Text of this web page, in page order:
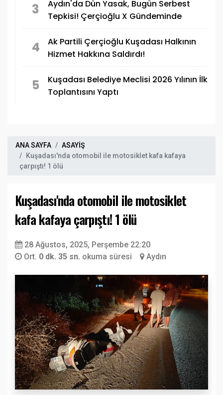
3
Aydın'da Dün Yasak, Bugün Serbest
Tepkisi! Çerçioğlu X Gündeminde
4
Ak Partili Çerçioğlu Kuşadası Halkının
Hizmet Hakkına Saldırdı!
5
Kuşadası Belediye Meclisi 2026 Yılının İlk
Toplantısını Yaptı
ANA SAYFA
ASAYİŞ
Kuşadası'nda otomobil ile motosiklet kafa kafaya
çarpıştı! 1 ölü
Kuşadası'nda otomobil ile motosiklet
kafa kafaya çarpıştı! 1 ölü
28 Ağustos, 2025, Perşembe 22:20
Ort. 0 dk. 35 sn. okuma süresi Aydın